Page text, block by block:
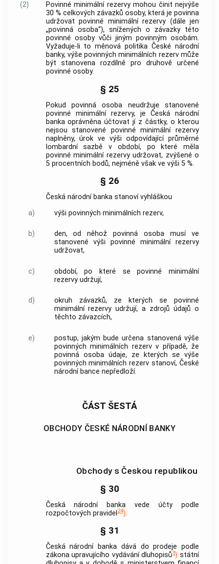
(2)
Povinné minimální rezervy mohou činit nejvýše
30 % celkových závazků osoby, která je povinna
udržovat povinné minimální rezervy (dále jen
„povinná osoba“), snížených o závazky této
povinné osoby vůči jiným povinným osobám.
Vyžaduje-li to měnová politikaČeské národní
banky, výše povinných minimálních rezerv může
být stanovena rozdílně pro druhově určené
povinné osoby.
§ 25
Pokud povinná osoba neudržuje stanovené
povinné minimální rezervy, je Česká národní
bankaoprávněna účtovat jí z částky, o kterou
nejsou stanovené povinné minimální rezervy
naplněny, úrok ve výši odpovídající průměrné
lombardní sazbě v období, po které měla
povinné minimální rezervy udržovat, zvýšené o
5 procentních bodů, nejméně však ve výši 5 %.
§ 26
Česká národní bankastanoví vyhláškou
a)
výši povinných minimálních rezerv,
b)
den, od něhož povinná osoba musí ve
stanovené výši povinné minimální rezervy
udržovat,
c)
období, po které se povinné minimální
rezervy udržují,
d)
okruh závazků, ze kterých se povinné
minimální rezervy udržují, a zdrojů údajů o
těchto závazcích,
e)
postup, jakým bude určena stanovená výše
povinných minimálních rezerv v případě, že
povinná osoba údaje, ze kterých se výše
povinných minimálních rezerv stanoví, České
národní bance nepředloží.
ČÁST ŠESTÁ
OBCHODY ČESKÉ NÁRODNÍ BANKY
Obchody s Českou republikou
§ 30
Česká národní banka vede účty podle
rozpočtových pravidel24).
§ 31
Česká národní banka dává do prodeje podle
zákona upravujícího vydávání dluhopisů3) státní